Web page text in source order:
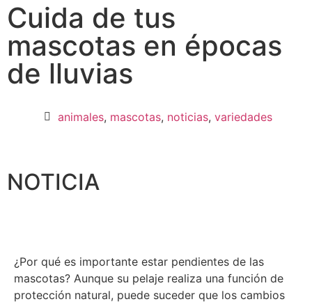
Cuida de tus
mascotas en épocas
de lluvias
animales, mascotas, noticias, variedades
NOTICIA
¿Por qué es importante estar pendientes de las
mascotas? Aunque su pelaje realiza una función de
protección natural, puede suceder que los cambios